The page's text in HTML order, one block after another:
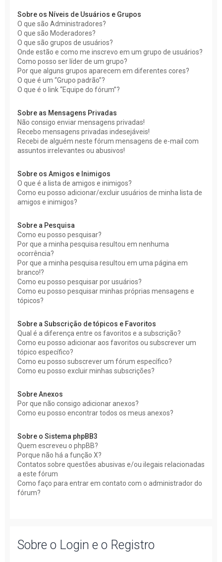
Sobre os Níveis de Usuários e Grupos
O que são Administradores?
O que são Moderadores?
O que são grupos de usuários?
Onde estão e como me inscrevo em um grupo de usuários?
Como posso ser líder de um grupo?
Por que alguns grupos aparecem em diferentes cores?
O que é um “Grupo padrão”?
O que é o link “Equipe do fórum”?
Sobre as Mensagens Privadas
Não consigo enviar mensagens privadas!
Recebo mensagens privadas indesejáveis!
Recebi de alguém neste fórum mensagens de e-mail com
assuntos irrelevantes ou abusivos!
Sobre os Amigos e Inimigos
O que é a lista de amigos e inimigos?
Como eu posso adicionar/excluir usuários de minha lista de
amigos e inimigos?
Sobre a Pesquisa
Como eu posso pesquisar?
Por que a minha pesquisa resultou em nenhuma
ocorrência?
Por que a minha pesquisa resultou em uma página em
branco!?
Como eu posso pesquisar por usuários?
Como eu posso pesquisar minhas próprias mensagens e
tópicos?
Sobre a Subscrição de tópicos e Favoritos
Qual é a diferença entre os favoritos e a subscrição?
Como eu posso adicionar aos favoritos ou subscrever um
tópico específico?
Como eu posso subscrever um fórum específico?
Como eu posso excluir minhas subscrições?
Sobre Anexos
Por que não consigo adicionar anexos?
Como eu posso encontrar todos os meus anexos?
Sobre o Sistema phpBB3
Quem escreveu o phpBB?
Porque não há a função X?
Contatos sobre questões abusivas e/ou ilegais relacionadas
a este fórum
Como faço para entrar em contato com o administrador do
fórum?
Sobre o Login e o Registro